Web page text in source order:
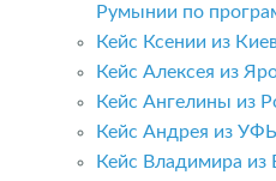
Румынии по
Кейс Ксении из
Кейс Алексея из
Кейс Ангелины из
Кейс Андрея из
Кейс Владимира из